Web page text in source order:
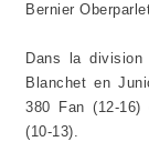
Bernier
Dans la division
Blanchet en
380 Fan (12-16)
(10-13).